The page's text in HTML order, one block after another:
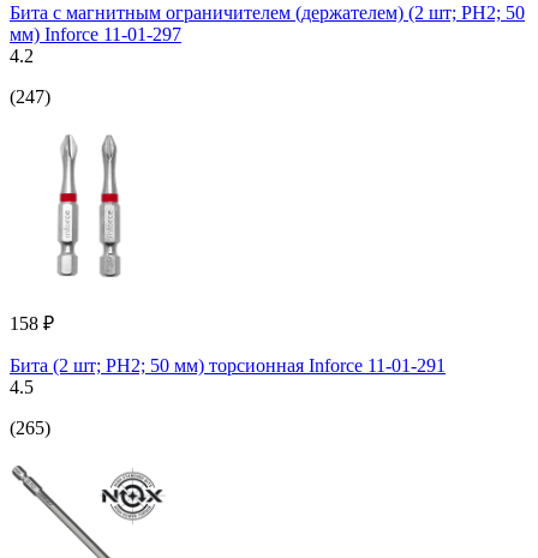
Бита с магнитным ограничителем (держателем) (2 шт; PH2; 50
мм) Inforce 11-01-297
4.2
(247)
158 ₽
Бита (2 шт; PH2; 50 мм) торсионная Inforce 11-01-291
4.5
(265)